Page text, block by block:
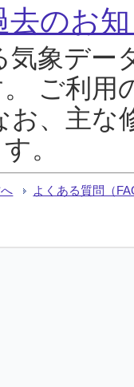
去のお
象デー
ご利用
お、主な
。
よくある質問（